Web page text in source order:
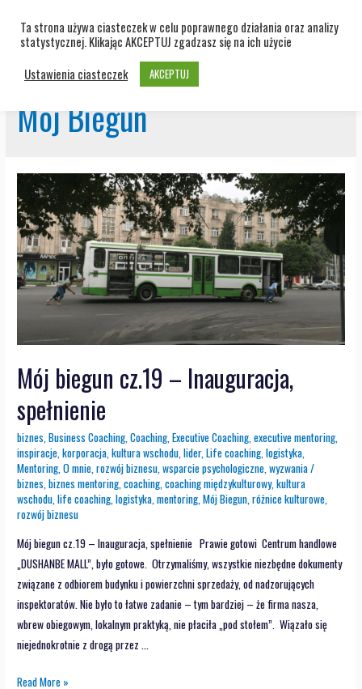
Mój Biegun
Mój biegun cz.19 – Inauguracja,
spełnienie
biznes ,Business Coaching ,Coaching ,Executive Coaching ,executive mentoring
inspiracje ,korporacja ,kultura wschodu ,lider,Life coaching ,logistyka
Mentoring ,O mnie ,rozwój biznesu ,wsparcie psychologiczne ,wyzwania/
biznes ,biznes mentoring ,coaching ,coaching międzykulturowy,kultura
wschodu ,life coaching ,logistyka ,mentoring ,Mój Biegun ,różnice kulturowe
rozwój biznesu
Mój biegun cz.19 – Inauguracja, spełnienie Prawie gotowi Centrum handlowe
„DUSHANBE MALL”, było gotowe. Otrzymaliśmy, wszystkie niezbędne dokumenty
związane z odbiorem budynku i powierzchni sprzedaży, od nadzorujących
inspektoratów. Nie było to łatwe zadanie – tym bardziej – że firma nasza,
wbrew obiegowym, lokalnym praktyką, nie płaciła „pod stołem”. Wiązało się
niejednokrotnie z drogą przez …
Read More »
Ta strona używa ciasteczek w celu poprawnego działania oraz analizy
statystycznej. Klikając AKCEPTUJ zgadzasz się na ich użycie
Ustawienia ciasteczek
AKCEPTUJ